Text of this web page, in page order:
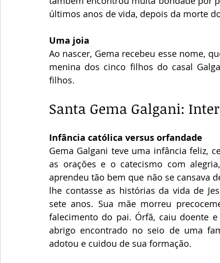
últimos anos de vida, depois da morte
Uma joia
Ao nascer, Gema recebeu esse nome,
menina dos cinco filhos do casal
filhos.
Santa Gema Galgani:
Infância católica versus orfandade
Gema Galgani teve uma infância feliz,
as orações e o catecismo com
aprendeu tão bem que não se cansava
lhe contasse as histórias da vida de
sete anos. Sua mãe morreu
falecimento do pai. Órfã, caiu doente
abrigo encontrado no seio de uma
adotou e cuidou de sua formação.